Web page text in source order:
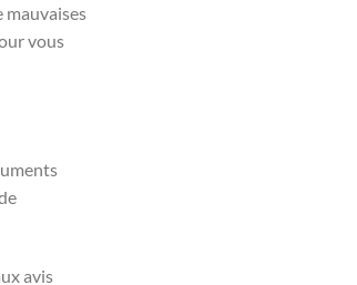
mauvaises
vous
avis